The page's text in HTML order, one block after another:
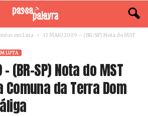
em Luta
13 MAIO 2009 – (BR-SP) Nota do MST
LUTA
(BR-SP) Nota do MST
da Terra Dom